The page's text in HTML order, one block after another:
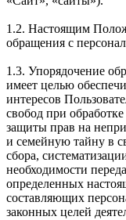
1.2. Настоящим
обращения с
1.3. Упорядочение
имеет целью
интересов
свобод при
защиты прав на
и семейную тайну в
сбора,
необходимости
определенных
составляющих
законных целей